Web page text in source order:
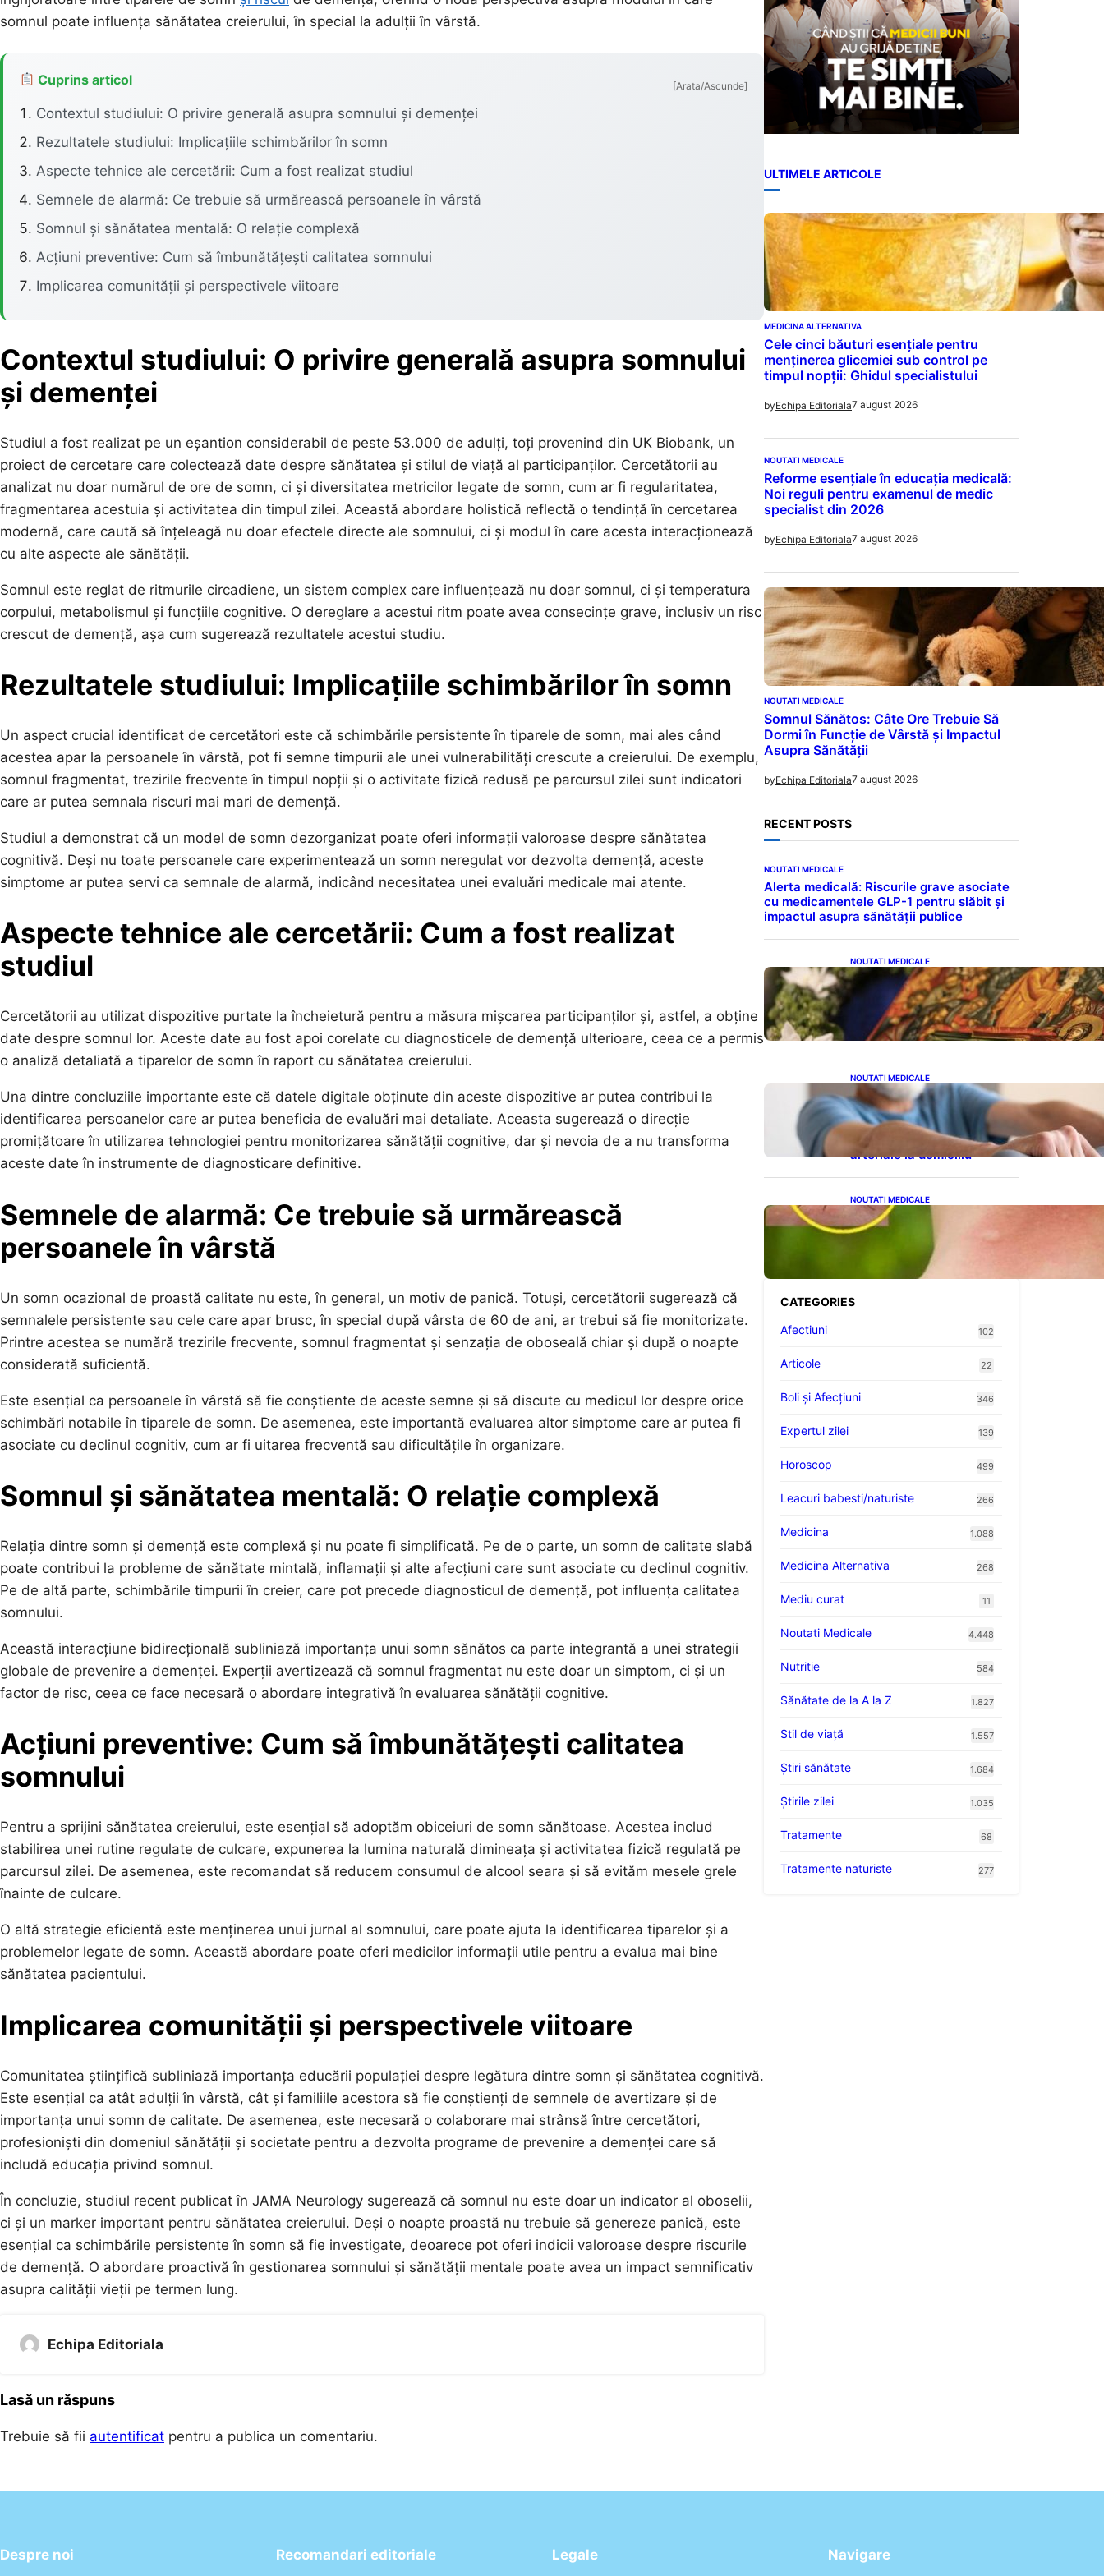
somnul poate influența sănătatea creierului, în special la adulții în vârstă.
Cuprins articol [Arata/Ascunde]
Contextul studiului: O privire generală asupra somnului și demenței
Rezultatele studiului: Implicațiile schimbărilor în somn
Aspecte tehnice ale cercetării: Cum a fost realizat studiul
Semnele de alarmă: Ce trebuie să urmărească persoanele în vârstă
Somnul și sănătatea mentală: O relație complexă
Acțiuni preventive: Cum să îmbunătățești calitatea somnului
Implicarea comunității și perspectivele viitoare
Contextul studiului: O privire generală asupra somnului
și demenței
Studiul a fost realizat pe un eșantion considerabil de peste 53.000 de adulți, toți provenind din UK Biobank, un
proiect de cercetare care colectează date despre sănătatea și stilul de viață al participanților. Cercetătorii au
analizat nu doar numărul de ore de somn, ci și diversitatea metricilor legate de somn, cum ar fi regularitatea,
fragmentarea acestuia și activitatea din timpul zilei. Această abordare holistică reflectă o tendință în cercetarea
modernă, care caută să înțeleagă nu doar efectele directe ale somnului, ci și modul în care acesta interacționează
cu alte aspecte ale sănătății.
Somnul este reglat de ritmurile circadiene, un sistem complex care influențează nu doar somnul, ci și temperatura
corpului, metabolismul și funcțiile cognitive. O dereglare a acestui ritm poate avea consecințe grave, inclusiv un risc
crescut de demență, așa cum sugerează rezultatele acestui studiu.
Rezultatele studiului: Implicațiile schimbărilor în somn
Un aspect crucial identificat de cercetători este că schimbările persistente în tiparele de somn, mai ales când
acestea apar la persoanele în vârstă, pot fi semne timpurii ale unei vulnerabilități crescute a creierului. De exemplu,
somnul fragmentat, trezirile frecvente în timpul nopții și o activitate fizică redusă pe parcursul zilei sunt indicatori
care ar putea semnala riscuri mai mari de demență.
Studiul a demonstrat că un model de somn dezorganizat poate oferi informații valoroase despre sănătatea
cognitivă. Deși nu toate persoanele care experimentează un somn neregulat vor dezvolta demență, aceste
simptome ar putea servi ca semnale de alarmă, indicând necesitatea unei evaluări medicale mai atente.
Aspecte tehnice ale cercetării: Cum a fost realizat
studiul
Cercetătorii au utilizat dispozitive purtate la încheietură pentru a măsura mișcarea participanților și, astfel, a obține
date despre somnul lor. Aceste date au fost apoi corelate cu diagnosticele de demență ulterioare, ceea ce a permis
o analiză detaliată a tiparelor de somn în raport cu sănătatea creierului.
Una dintre concluziile importante este că datele digitale obținute din aceste dispozitive ar putea contribui la
identificarea persoanelor care ar putea beneficia de evaluări mai detaliate. Aceasta sugerează o direcție
promițătoare în utilizarea tehnologiei pentru monitorizarea sănătății cognitive, dar și nevoia de a nu transforma
aceste date în instrumente de diagnosticare definitive.
Semnele de alarmă: Ce trebuie să urmărească
persoanele în vârstă
Un somn ocazional de proastă calitate nu este, în general, un motiv de panică. Totuși, cercetătorii sugerează că
semnalele persistente sau cele care apar brusc, în special după vârsta de 60 de ani, ar trebui să fie monitorizate.
Printre acestea se numără trezirile frecvente, somnul fragmentat și senzația de oboseală chiar și după o noapte
considerată suficientă.
Este esențial ca persoanele în vârstă să fie conștiente de aceste semne și să discute cu medicul lor despre orice
schimbări notabile în tiparele de somn. De asemenea, este importantă evaluarea altor simptome care ar putea fi
asociate cu declinul cognitiv, cum ar fi uitarea frecventă sau dificultățile în organizare.
Somnul și sănătatea mentală: O relație complexă
Relația dintre somn și demență este complexă și nu poate fi simplificată. Pe de o parte, un somn de calitate slabă
poate contribui la probleme de sănătate mintală, inflamații și alte afecțiuni care sunt asociate cu declinul cognitiv.
Pe de altă parte, schimbările timpurii în creier, care pot precede diagnosticul de demență, pot influența calitatea
somnului.
Această interacțiune bidirecțională subliniază importanța unui somn sănătos ca parte integrantă a unei strategii
globale de prevenire a demenței. Experții avertizează că somnul fragmentat nu este doar un simptom, ci și un
factor de risc, ceea ce face necesară o abordare integrativă în evaluarea sănătății cognitive.
Acțiuni preventive: Cum să îmbunătățești calitatea
somnului
Pentru a sprijini sănătatea creierului, este esențial să adoptăm obiceiuri de somn sănătoase. Acestea includ
stabilirea unei rutine regulate de culcare, expunerea la lumina naturală dimineața și activitatea fizică regulată pe
parcursul zilei. De asemenea, este recomandat să reducem consumul de alcool seara și să evităm mesele grele
înainte de culcare.
O altă strategie eficientă este menținerea unui jurnal al somnului, care poate ajuta la identificarea tiparelor și a
problemelor legate de somn. Această abordare poate oferi medicilor informații utile pentru a evalua mai bine
sănătatea pacientului.
Implicarea comunității și perspectivele viitoare
Comunitatea științifică subliniază importanța educării populației despre legătura dintre somn și sănătatea cognitivă.
Este esențial ca atât adulții în vârstă, cât și familiile acestora să fie conștienți de semnele de avertizare și de
importanța unui somn de calitate. De asemenea, este necesară o colaborare mai strânsă între cercetători,
profesioniști din domeniul sănătății și societate pentru a dezvolta programe de prevenire a demenței care să
includă educația privind somnul.
În concluzie, studiul recent publicat în JAMA Neurology sugerează că somnul nu este doar un indicator al oboselii,
ci și un marker important pentru sănătatea creierului. Deși o noapte proastă nu trebuie să genereze panică, este
esențial ca schimbările persistente în somn să fie investigate, deoarece pot oferi indicii valoroase despre riscurile
de demență. O abordare proactivă în gestionarea somnului și sănătății mentale poate avea un impact semnificativ
asupra calității vieții pe termen lung.
Echipa Editoriala
Lasă un răspuns
Trebuie să fii autentificat pentru a publica un comentariu.
ULTIMELE ARTICOLE
MEDICINA ALTERNATIVA
Cele cinci băuturi esențiale pentru
menținerea glicemiei sub control pe
timpul nopții: Ghidul specialistului
byEchipa Editoriala7 august 2026
NOUTATI MEDICALE
Reforme esențiale în educația medicală:
Noi reguli pentru examenul de medic
specialist din 2026
byEchipa Editoriala7 august 2026
NOUTATI MEDICALE
Somnul Sănătos: Câte Ore Trebuie Să
Dormi în Funcție de Vârstă și Impactul
Asupra Sănătății
byEchipa Editoriala7 august 2026
RECENT POSTS
NOUTATI MEDICALE
Alerta medicală: Riscurile grave asociate
cu medicamentele GLP-1 pentru slăbit și
impactul asupra sănătății publice
NOUTATI MEDICALE
Postul Adormirii Maicii
Domnului: Tradiții,
Superstiții și Implicații
Spiritualitate în 2026
NOUTATI MEDICALE
Îmbunătățirea sănătății
cardiovasculare: Patru
exerciții simple pentru
reducerea tensiunii
arteriale la domiciliu
NOUTATI MEDICALE
Cum bacteriile pielii
influențează atracția
țânțarilor: O nouă viziune
asupra alegerii victimelor
CATEGORIES
Afectiuni
102
Articole 22
Boli și Afecțiuni 346
Expertul zilei 139
Horoscop 499
Leacuri babesti/naturiste 266
Medicina 1.088
Medicina Alternativa 268
Mediu curat 11
Noutati Medicale 4.448
Nutritie 584
Sănătate de la A la Z 1.827
Stil de viaţă 1.557
Ştiri sănătate 1.684
Știrile zilei 1.035
Tratamente 68
Tratamente naturiste 277
Despre noi Recomandari editoriale Legale Navigare